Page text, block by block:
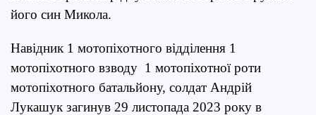
його син Микола.
Навідник 1 мотопіхотного відділення 1
мотопіхотного взводу 1 мотопіхотної роти
мотопіхотного батальйону, солдат Андрій
Лукашук загинув 29 листопада 2023 року в